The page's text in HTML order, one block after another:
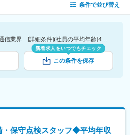
条件で並び替え
[勤務地]秋田県 [業種]IT・通信業界 [詳細条件](社員の平均年齢)40代
新着求人をいつでもチェック
この条件を保存
・保守点検スタッフ◆平均年収